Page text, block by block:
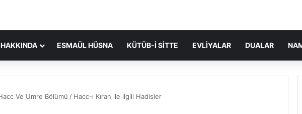
ESMAÜL HÜSNA KÜTÜB-I SITTE EVLIYALAR DUALAR
Ve Umre Bölümü / Hacc-ı Kıran ile ilgili Hadisler